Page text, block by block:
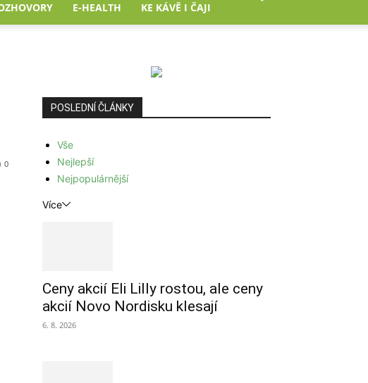
E-HEALTH KE KÁVĚ I ČAJI
0
POSLEDNÍ ČLÁNKY
Vše
Nejlepší
Nejpopulárnější
Více
Ceny akcií Eli Lilly rostou, ale ceny
akcií Novo Nordisku klesají
6. 8. 2026